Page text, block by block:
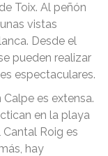
Toix. Al peñón
vistas
Desde el
pueden realizar
espectaculares.
Calpe es extensa.
en la playa
Roig es
hay